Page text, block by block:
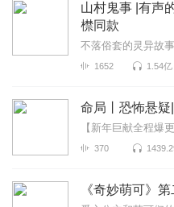
山村鬼事 |有声
㯲同款
不落俗套的灵异故
1652 1.54亿
命局丨恐怖悬
【新年巨献全程爆
370
《奇妙萌可》